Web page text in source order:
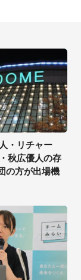
・リチャー
秋広優人の存
の方が出場機